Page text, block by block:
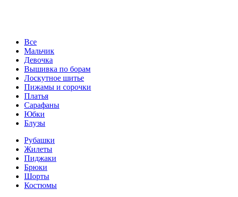
Все
Мальчик
Девочка
Вышивка по борам
Лоскутное шитье
Пижамы и сорочки
Платья
Сарафаны
Юбки
Блузы
Рубашки
Жилеты
Пиджаки
Брюки
Шорты
Костюмы